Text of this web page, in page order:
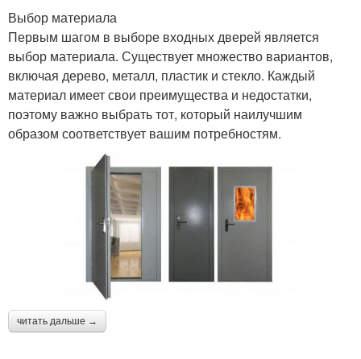
Выбор материала
Первым шагом в выборе входных дверей является
выбор материала. Существует множество вариантов,
включая дерево, металл, пластик и стекло. Каждый
материал имеет свои преимущества и недостатки,
поэтому важно выбрать тот, который наилучшим
образом соответствует вашим потребностям.
читать дальше →